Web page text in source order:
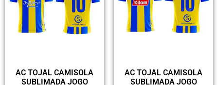
AC TOJAL CAMISOLA
SUBLIMADA JOGO
AC TOJAL CAMISOLA
SUBLIMADA JOGO